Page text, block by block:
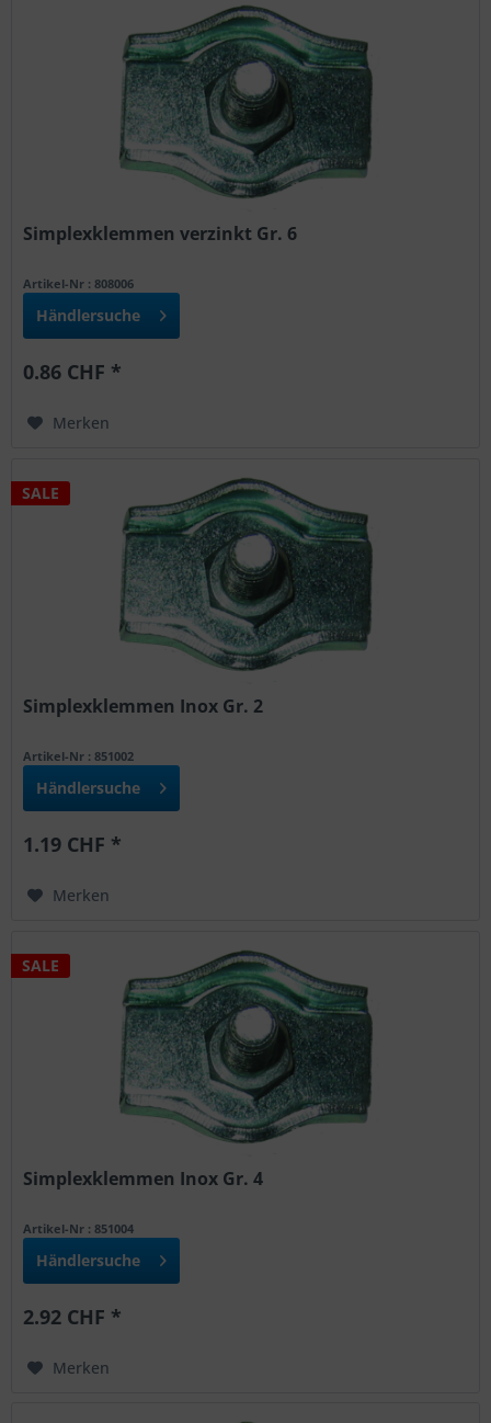
Simplexklemmen verzinkt Gr. 6
Artikel-Nr : 808006
Händlersuche
0.86 CHF *
Merken
SALE
Simplexklemmen Inox Gr. 2
Artikel-Nr : 851002
Händlersuche
1.19 CHF *
Merken
SALE
Simplexklemmen Inox Gr. 4
Artikel-Nr : 851004
Händlersuche
2.92 CHF *
Merken